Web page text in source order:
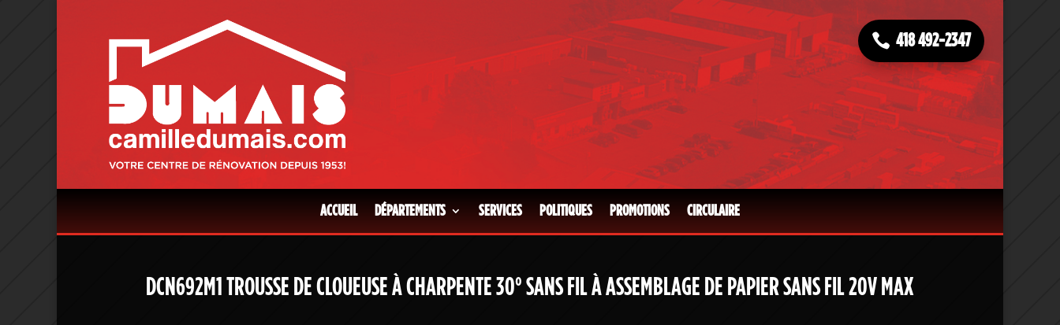
418 492-2347
ACCUEIL DÉPARTEMENTS SERVICES POLITIQUES PROMOTIONS CIRCULAIRE
DCN692M1 TROUSSE DE CLOUEUSE À CHARPENTE 30° SANS FIL À ASSEMBLAGE DE PAPIER SANS FIL 20V MAX